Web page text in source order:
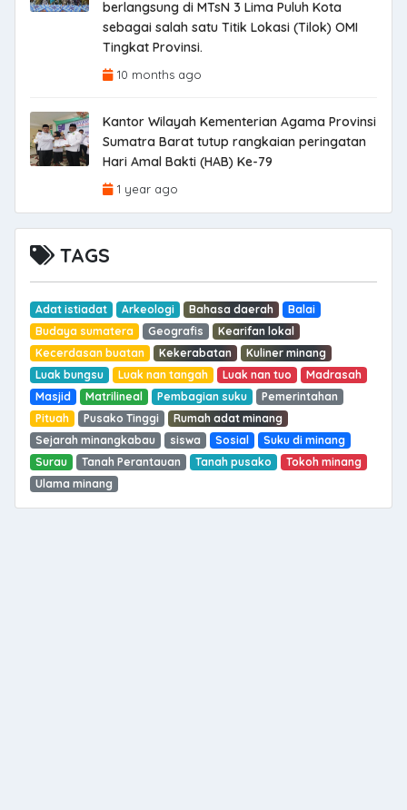
berlangsung di MTsN 3 Lima Puluh Kota
sebagai salah satu Titik Lokasi (Tilok) OMI
Tingkat Provinsi.
10 months ago
Kantor Wilayah Kementerian Agama Provinsi
Sumatra Barat tutup rangkaian peringatan
Hari Amal Bakti (HAB) Ke-79
1 year ago
TAGS
Adat istiadat Arkeologi Bahasa daerah
Balai
Budaya sumatera
Geografis
Kearifan lokal
Kecerdasan buatan
Kekerabatan
Kuliner minang
Luak bungsu
Luak nan tangah Luak nan tuo
Madrasah
Masjid
Matrilineal Pembagian suku
Pemerintahan
Pituah
Pusako Tinggi
Rumah adat minang
Sejarah minangkabau
siswa Sosial
Suku di minang
Surau
Tanah Perantauan Tanah pusako
Tokoh minang
Ulama minang